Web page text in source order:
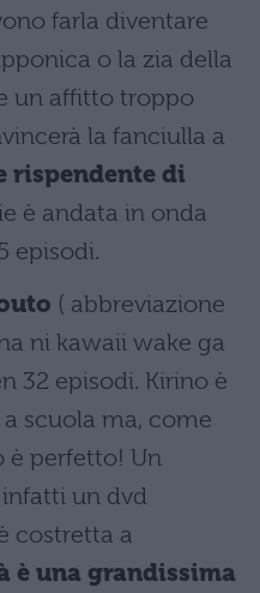
farla diventare
o la zia della
un affitto troppo
la fanciulla a
rispendente di
è andata in onda
episodi.
( abbreviazione
ni kawaii wake ga
32 episodi. Kirino è
scuola ma, come
è perfetto! Un
un dvd
costretta a
è una grandissima